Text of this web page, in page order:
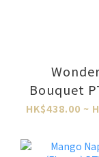
Bouquet